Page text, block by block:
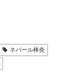
ネパール棒灸